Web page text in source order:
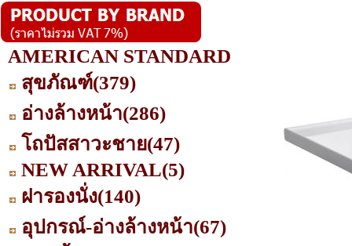
AMERICAN STANDARD
สุขภัณฑ์(379)
อ่างล้างหน้า(286)
โถปัสสาวะชาย(47)
NEW ARRIVAL(5)
ฝารองนั่ง(140)
อุปกรณ์-อ่างล้างหน้า(67)